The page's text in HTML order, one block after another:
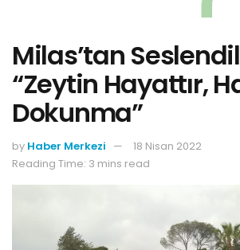
Milas’tan
“Zeytin Hayattır,
Dokunma”
by Haber Merkezi
18 Nisan 2022
Reading Time: 3 mins read